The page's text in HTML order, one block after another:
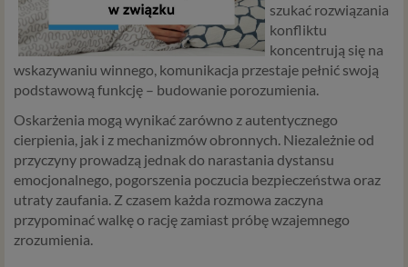
szukać rozwiązania
konfliktu
koncentrują się na
wskazywaniu winnego, komunikacja przestaje pełnić swoją
podstawową funkcję – budowanie porozumienia.
Oskarżenia mogą wynikać zarówno z autentycznego
cierpienia, jak i z mechanizmów obronnych. Niezależnie od
przyczyny prowadzą jednak do narastania dystansu
emocjonalnego, pogorszenia poczucia bezpieczeństwa oraz
utraty zaufania. Z czasem każda rozmowa zaczyna
przypominać walkę o rację zamiast próbę wzajemnego
zrozumienia.